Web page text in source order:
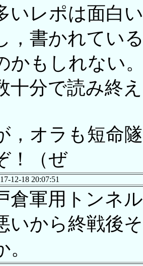
いレポは面白
，書かれてい
かもしれない
十分で読み終
，オラも短命
！（ぜ
12-18 20:07:51
倉軍用トンネ
いから終戦後
。